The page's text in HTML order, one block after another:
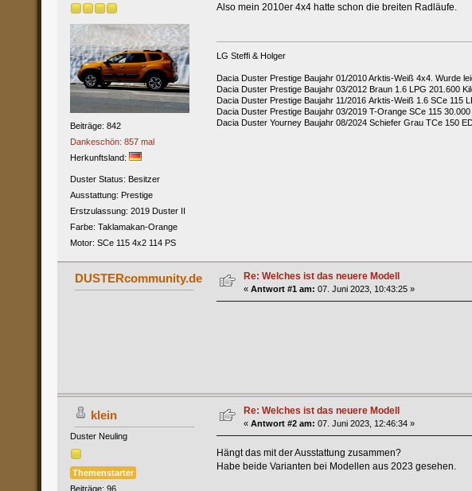
Beiträge: 842
Dankeschön: 857 mal
Herkunftsland:
Duster Status: Besitzer
Ausstattung: Prestige
Erstzulassung: 2019 Duster II
Farbe: Taklamakan-Orange
Motor: SCe 115 4x2 114 PS
Also mein 2010er 4x4 hatte schon die breiten Radläufe.
LG Steffi & Holger
Dacia Duster Prestige Baujahr 01/2010 Arktis-Weiß 4x4. Wurde
Dacia Duster Prestige Baujahr 03/2012 Braun 1.6 LPG 201.600
Dacia Duster Prestige Baujahr 11/2016 Arktis-Weiß 1.6 SCe
Dacia Duster Prestige Baujahr 03/2019 T-Orange SCe 115 30.000
Dacia Duster Yourney Baujahr 08/2024 Schiefer Grau TCe 150
DUSTERcommunity.de Re: Welches ist das neuere Modell
« Antwort #1 am: 07. Juni 2023, 10:43:25 »
klein
Duster Neuling
Themenstarter
Beiträge: 96
Re: Welches ist das neuere Modell
« Antwort #2 am: 07. Juni 2023, 12:46:34 »
Hängt das mit der Ausstattung zusammen?
Habe beide Varianten bei Modellen aus 2023 gesehen.